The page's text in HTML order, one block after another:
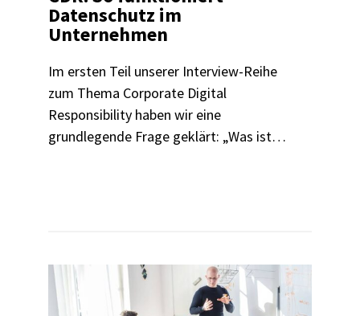
Datenschutz im
Unternehmen
Im ersten Teil unserer Interview-Reihe
zum Thema Corporate Digital
Responsibility haben wir eine
grundlegende Frage geklärt: „Was ist